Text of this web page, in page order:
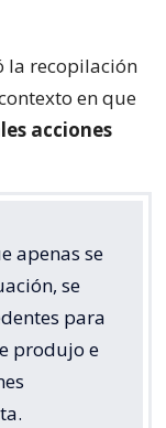
la recopilación
en que
acciones
apenas se
se
para
produjo e